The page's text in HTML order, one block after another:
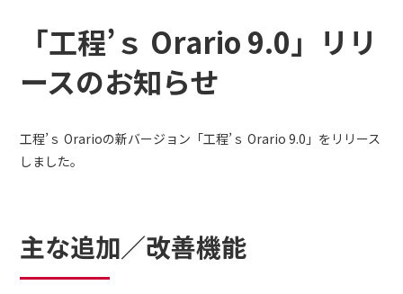
「工程’ｓ Orario 9.0」リリ
ースのお知らせ
工程’ｓ Orarioの新バージョン「工程’ｓ Orario 9.0」をリリース
しました。
主な追加／改善機能